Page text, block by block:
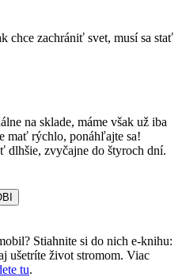
chce zachrániť svet, musí sa stať
na sklade, máme však už iba
mať rýchlo, ponáhľajte sa!
dlhšie, zvyčajne do štyroch dní.
Stiahnite si do nich e-knihu:
ušetríte život stromom. Viac
tu.